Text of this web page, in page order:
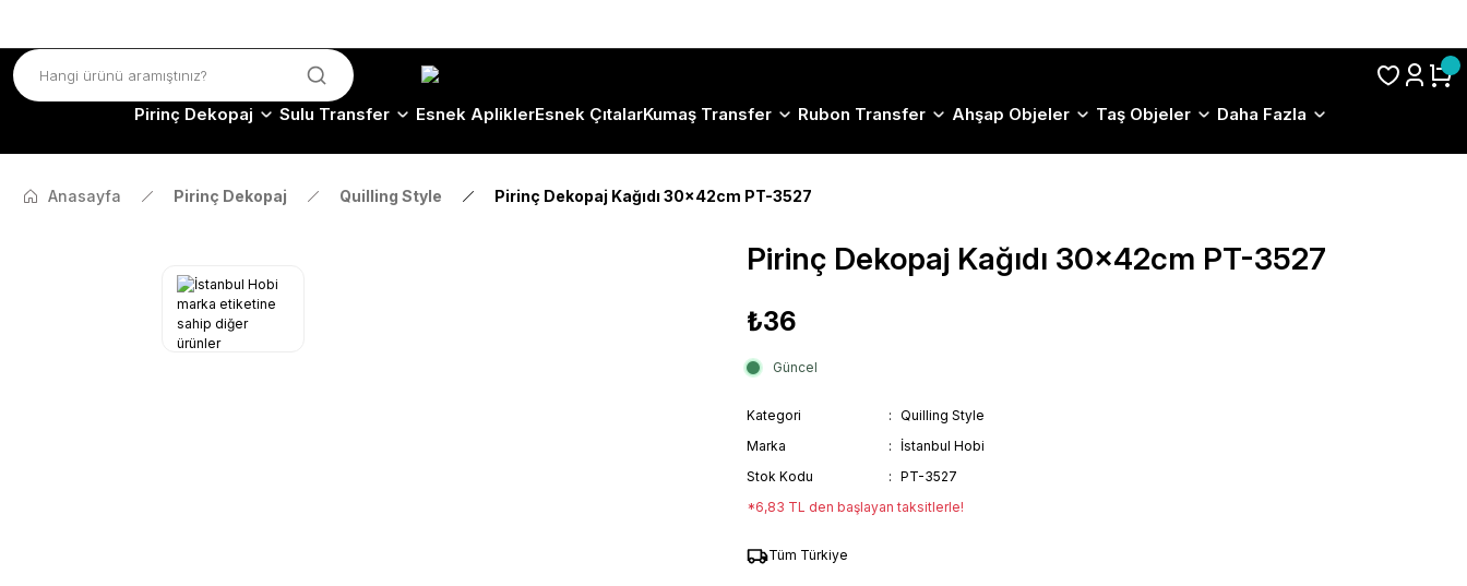
Pirinç Dekopaj Sulu Transfer Esnek ApliklerEsnek ÇıtalarKumaş Transfer Rubon Transfer Ahşap Objeler Taş Objeler Daha Fazla
Anasayfa Pirinç Dekopaj Quilling Style Pirinç Dekopaj Kağıdı 30x42cm PT-3527
Pirinç Dekopaj Kağıdı 30x42cm PT-3527
₺36
Güncel
Kategori
Quilling Style
Marka
İstanbul Hobi
Stok Kodu
PT-3527
*6,83 TL den başlayan taksitlerle!
Tüm Türkiye